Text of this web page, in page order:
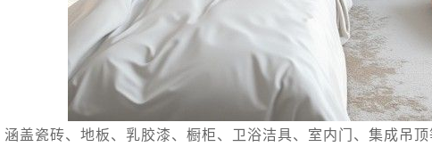
盖瓷砖、地板、乳胶漆、橱柜、卫浴洁具、室内门、集成吊